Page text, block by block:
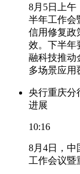
8月5日上午
半年工作会
信用修复政
效。下半年
融科技推动
多场景应用
央行重庆分
进展
10:16
8月4日，中
工作会议暨